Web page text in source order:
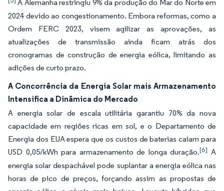
A Alemanha restringiu 9% da produção do Mar do Norte em
2024 devido ao congestionamento. Embora reformas, como a
Ordem FERC 2023, visem agilizar as aprovações, as
atualizações de transmissão ainda ficam atrás dos
cronogramas de construção de energia eólica, limitando as
adições de curto prazo.
A Concorrência da Energia Solar mais Armazenamento
Intensifica a Dinâmica do Mercado
A energia solar de escala utilitária garantiu 70% da nova
capacidade em regiões ricas em sol, e o Departamento de
Energia dos EUA espera que os custos de baterias caiam para
USD 0,05/kWh para armazenamento de longa duração.[6] A
energia solar despachável pode suplantar a energia eólica nas
horas de pico de preços, forçando assim as propostas de